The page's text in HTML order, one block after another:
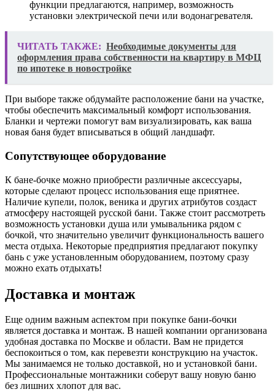
функции предлагаются, например, возможность
установки электрической печи или водонагревателя.
ЧИТАТЬ ТАКЖЕ: Необходимые документы для
оформления права собственности на квартиру в МФЦ
по ипотеке в новостройке
При выборе также обдумайте расположение бани на участке,
чтобы обеспечить максимальный комфорт использования.
Бланки и чертежи помогут вам визуализировать, как ваша
новая баня будет вписываться в общий ландшафт.
Сопутствующее оборудование
К бане-бочке можно приобрести различные аксессуары,
которые сделают процесс использования еще приятнее.
Наличие купели, полок, веника и других атрибутов создаст
атмосферу настоящей русской бани. Также стоит рассмотреть
возможность установки душа или умывальника рядом с
бочкой, что значительно увеличит функциональность вашего
места отдыха. Некоторые предприятия предлагают покупку
бань с уже установленным оборудованием, поэтому сразу
можно ехать отдыхать!
Доставка и монтаж
Еще одним важным аспектом при покупке бани-бочки
является доставка и монтаж. В нашей компании организована
удобная доставка по Москве и области. Вам не придется
беспокоиться о том, как перевезти конструкцию на участок.
Мы занимаемся не только доставкой, но и установкой бани.
Профессиональные монтажники соберут вашу новую баню
без лишних хлопот для вас.